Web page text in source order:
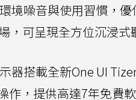
境噪音與使用習慣，
，可呈現全方位沉浸式
器搭載全新One UI
，提供高達7年免費